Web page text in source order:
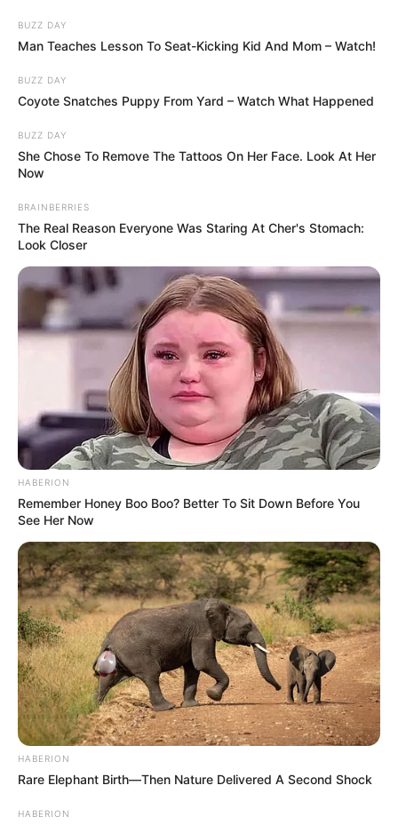
BUZZ DAY
Man Teaches Lesson To Seat-Kicking Kid And Mom – Watch!
BUZZ DAY
Coyote Snatches Puppy From Yard – Watch What Happened
BUZZ DAY
She Chose To Remove The Tattoos On Her Face. Look At Her
Now
BRAINBERRIES
The Real Reason Everyone Was Staring At Cher's Stomach:
Look Closer
HABERION
Remember Honey Boo Boo? Better To Sit Down Before You
See Her Now
HABERION
Rare Elephant Birth—Then Nature Delivered A Second Shock
HABERION